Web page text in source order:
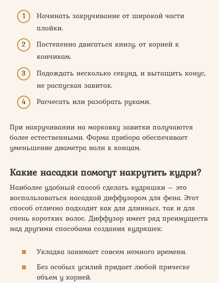
Начинать закручивание от широкой части
плойки.
Постепенно двигаться книзу, от корней к
кончикам.
Подождать несколько секунд, и вытащить конус,
не распуская завиток.
Расчесать или разобрать руками.
При накручивании на морковку завитки получаются
более естественными. Форма прибора обеспечивает
уменьшение диаметра волн к концам.
Какие насадки помогут накрутить кудри?
Наиболее удобный способ сделать кудряшки – это
воспользоваться насадкой диффузором для фена. Этот
способ отлично подходит как для длинных, так и для
очень коротких волос. Диффузор имеет ряд преимуществ
над другими способами создания кудряшек:
Укладка занимает совсем немного времени.
Без особых усилий придает любой прическе
объем у корней.